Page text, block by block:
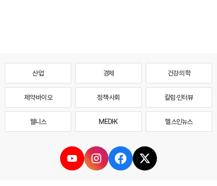
산업 경제 건강·의학
제약·바이오 정책·사회 칼럼·인터뷰
웰니스 MEDI·K 헬스인뉴스